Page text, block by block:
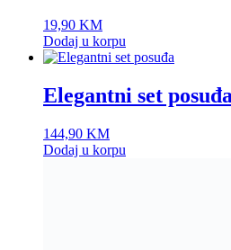
19,90 KM
Dodaj u korpu
Elegantni set posuđa
144,90 KM
Dodaj u korpu